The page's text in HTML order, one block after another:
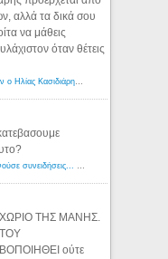
αλλά τα δικά σου
να μάθεις
όταν θέτεις
Αμερικανοί ρατσιστές αναρωτιούνται αν ο Ηλίας Κασιδιάρης ανήκει στη λευκή φυλή... - Λόγιος Ερμής
Ένα βιβλίο που πολεμήθηκε γιατί ξυπνούσε συνειδήσεις... - Λόγιος Ερμής | Η γνώση ξεκινάει με την αναζήτηση...
ΤΗΣ ΜΑΝΗΣ.
ούτε